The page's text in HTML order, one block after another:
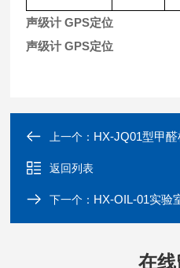
声级计 GPS定位
声级计 GPS定位
上一个： HX-JQ01型甲
返回列表
下一个： HX-OIL-01实验
在